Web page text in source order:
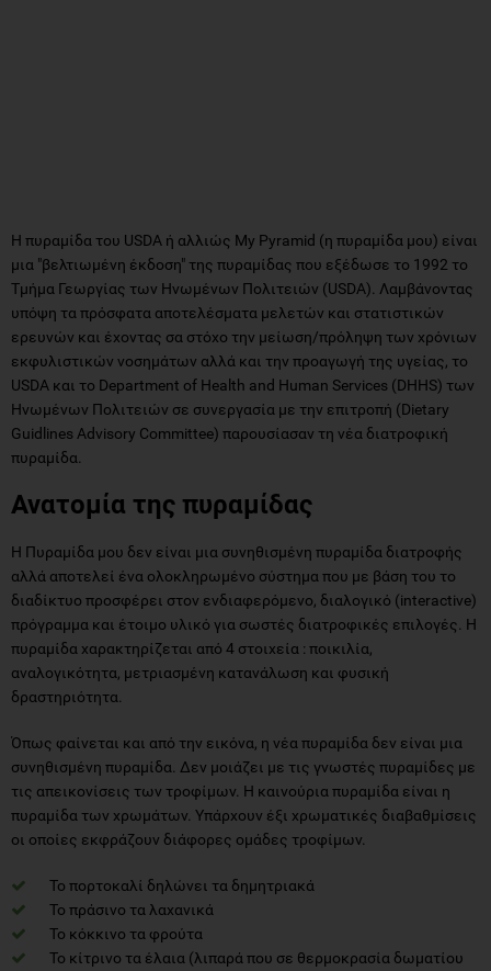
Η πυραμίδα του USDA ή αλλιώς My Pyramid (η πυραμίδα μου) είναι
μια "βελτιωμένη έκδοση" της πυραμίδας που εξέδωσε το 1992 το
Τμήμα Γεωργίας των Ηνωμένων Πολιτειών (USDA). Λαμβάνοντας
υπόψη τα πρόσφατα αποτελέσματα μελετών και στατιστικών
ερευνών και έχοντας σα στόχο την μείωση/πρόληψη των χρόνιων
εκφυλιστικών νοσημάτων αλλά και την προαγωγή της υγείας, το
USDA και το Department of Health and Human Services (DHHS) των
Ηνωμένων Πολιτειών σε συνεργασία με την επιτροπή (Dietary
Guidlines Advisory Committee) παρουσίασαν τη νέα διατροφική
πυραμίδα.
Ανατομία της πυραμίδας
H Πυραμίδα μου δεν είναι μια συνηθισμένη πυραμίδα διατροφής
αλλά αποτελεί ένα ολοκληρωμένο σύστημα που με βάση του το
διαδίκτυο προσφέρει στον ενδιαφερόμενο, διαλογικό (interactive)
πρόγραμμα και έτοιμο υλικό για σωστές διατροφικές επιλογές. Η
πυραμίδα χαρακτηρίζεται από 4 στοιχεία : ποικιλία,
αναλογικότητα, μετριασμένη κατανάλωση και φυσική
δραστηριότητα.
Όπως φαίνεται και από την εικόνα, η νέα πυραμίδα δεν είναι μια
συνηθισμένη πυραμίδα. Δεν μοιάζει με τις γνωστές πυραμίδες με
τις απεικονίσεις των τροφίμων. Η καινούρια πυραμίδα είναι η
πυραμίδα των χρωμάτων. Υπάρχουν έξι χρωματικές διαβαθμίσεις
οι οποίες εκφράζουν διάφορες ομάδες τροφίμων.
Το πορτοκαλί δηλώνει τα δημητριακά
Το πράσινο τα λαχανικά
Το κόκκινο τα φρούτα
Το κίτρινο τα έλαια (λιπαρά που σε θερμοκρασία δωματίου